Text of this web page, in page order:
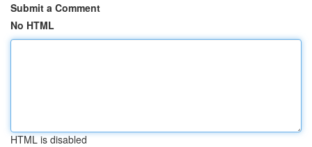
Submit a Comment
No HTML
HTML is disabled